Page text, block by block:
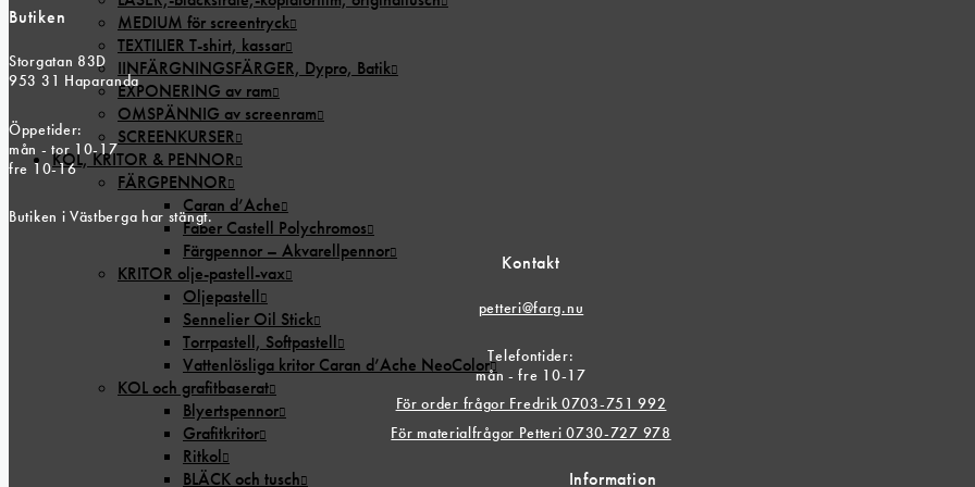
MEDIUM för screentryck
TEXTILIER T-shirt, kassar
IINFÄRGNINGSFÄRGER, Dypro, Batik
EXPONERING av ram
OMSPÄNNIG av screenram
SCREENKURSER
KOL, KRITOR & PENNOR
FÄRGPENNOR
Caran d’Ache
Faber Castell Polychromos
Färgpennor – Akvarellpennor
KRITOR olje-pastell-vax
Oljepastell
Sennelier Oil Stick
Torrpastell, Softpastell
Vattenlösliga kritor Caran d’Ache NeoColor
KOL och grafitbaserat
Blyertspennor
Grafitkritor
Ritkol
BLÄCK och tusch
Butiken
Storgatan 83D
953 31 Haparanda
Öppetider:
mån - tor 10-17
fre 10-16
Butiken i Västberga har stängt.
Kontakt
petteri@farg.nu
Telefontider:
mån - fre 10-17
För order frågor Fredrik 0703-751 992
För materialfrågor Petteri 0730-727 978
Information